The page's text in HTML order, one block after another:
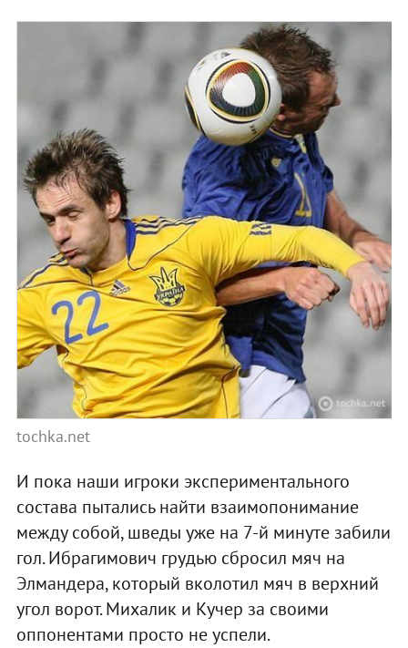
tochka.net
И пока наши игроки экспериментального
состава пытались найти взаимопонимание
между собой, шведы уже на 7-й минуте забили
гол. Ибрагимович грудью сбросил мяч на
Элмандера, который вколотил мяч в верхний
угол ворот. Михалик и Кучер за своими
оппонентами просто не успели.